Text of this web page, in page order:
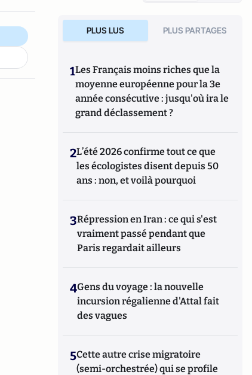
PLUS LUS PLUS PARTAGES
1Les Français moins riches que la
moyenne européenne pour la 3e
année consécutive : jusqu'où ira le
grand déclassement ?
2L’été 2026 confirme tout ce que
les écologistes disent depuis 50
ans : non, et voilà pourquoi
3Répression en Iran : ce qui s'est
vraiment passé pendant que
Paris regardait ailleurs
4Gens du voyage : la nouvelle
incursion régalienne d'Attal fait
des vagues
5Cette autre crise migratoire
(semi-orchestrée) qui se profile